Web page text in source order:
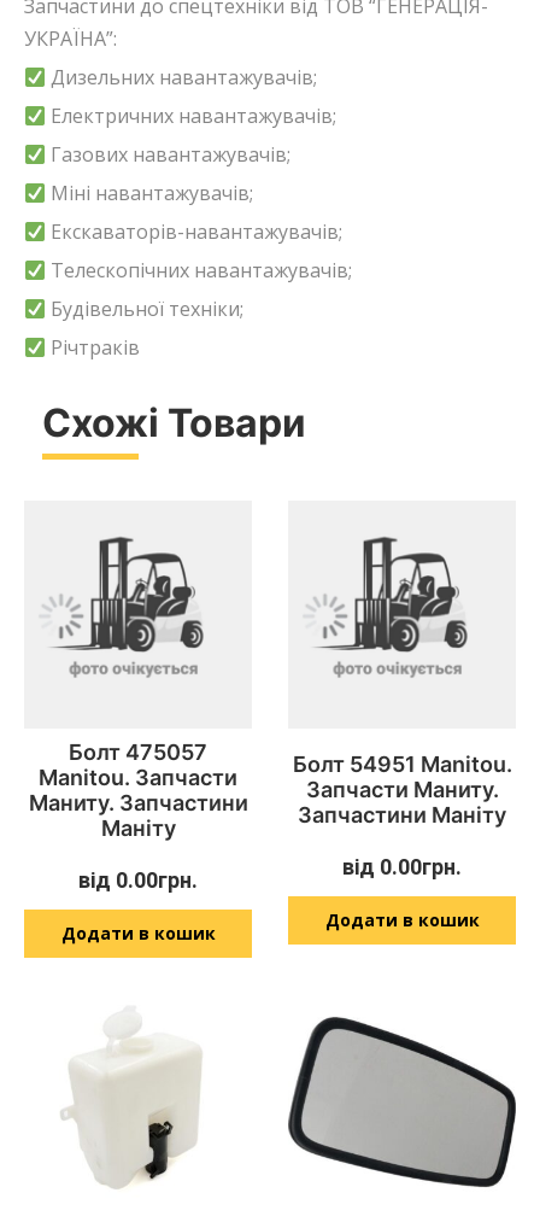
Запчастини до спецтехніки від ТОВ “ГЕНЕРАЦІЯ-
УКРАЇНА”:
Дизельних навантажувачів;
Електричних навантажувачів;
Газових навантажувачів;
Міні навантажувачів;
Екскаваторів-навантажувачів;
Телескопічних навантажувачів;
Будівельної техніки;
Річтраків
Схожі Товари
Болт 475057
Manitou. Запчасти
Маниту. Запчастини
Маніту
від 0.00грн.
Додати в кошик
Болт 54951 Manitou.
Запчасти Маниту.
Запчастини Маніту
від 0.00грн.
Додати в кошик